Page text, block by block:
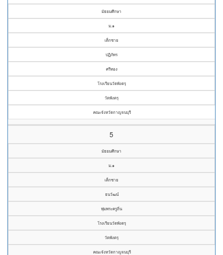
มัธยมศึกษา
ม.๑
เด็กชาย
ปฏิภัทร
ศรีทอง
โรงเรียนวัดพังตรุ
วัดพังตรุ
คณะจังหวัดกาญจนบุรี
5
มัธยมศึกษา
ม.๑
เด็กชาย
ธนวัฒน์
พุ่มพระครูถิ่น
โรงเรียนวัดพังตรุ
วัดพังตรุ
คณะจังหวัดกาญจนบุรี